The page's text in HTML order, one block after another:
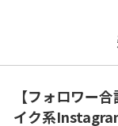
【フォロワー
イク系